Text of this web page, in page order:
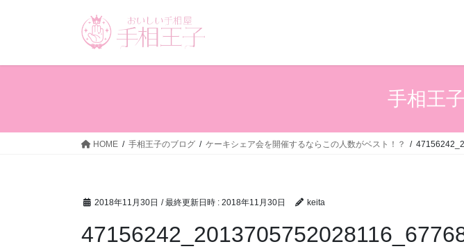
手相王
HOME 手相王子のブログ ケーキシェア会を開催するならこの人数がベスト！？
2018年11月30日 / 最終更新日時 : 2018年11月30日 keita